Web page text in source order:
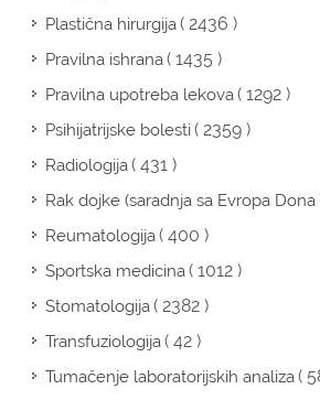
Plastična hirurgija( 2436 )
Pravilna ishrana( 1435 )
Pravilna upotreba lekova( 1292 )
Psihijatrijske bolesti( 2359 )
Radiologija( 431 )
Rak dojke (saradnja sa Evropa Dona
Reumatologija( 400 )
Sportska medicina( 1012 )
Stomatologija( 2382 )
Transfuziologija( 42 )
Tumačenje laboratorijskih analiza(